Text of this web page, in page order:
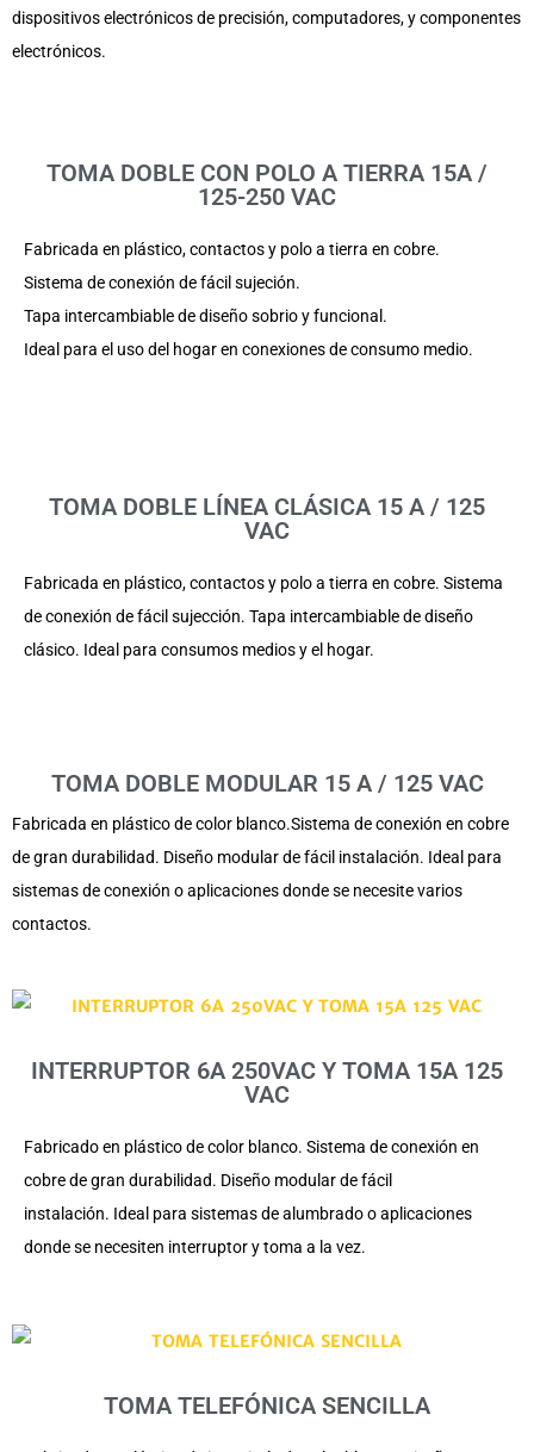
dispositivos electrónicos de precisión, computadores, y componentes
electrónicos.
TOMA DOBLE CON POLO A TIERRA 15A /
125-250 VAC
Fabricada en plástico, contactos y polo a tierra en cobre.
Sistema de conexión de fácil sujeción.
Tapa intercambiable de diseño sobrio y funcional.
Ideal para el uso del hogar en conexiones de consumo medio.
TOMA DOBLE LÍNEA CLÁSICA 15 A / 125
VAC
Fabricada en plástico, contactos y polo a tierra en cobre. Sistema
de conexión de fácil sujección. Tapa intercambiable de diseño
clásico. Ideal para consumos medios y el hogar.
TOMA DOBLE MODULAR 15 A / 125 VAC
Fabricada en plástico de color blanco.Sistema de conexión en cobre
de gran durabilidad. Diseño modular de fácil instalación. Ideal para
sistemas de conexión o aplicaciones donde se necesite varios
contactos.
INTERRUPTOR 6A 250VAC Y TOMA 15A 125
VAC
Fabricado en plástico de color blanco. Sistema de conexión en
cobre de gran durabilidad. Diseño modular de fácil
instalación. Ideal para sistemas de alumbrado o aplicaciones
donde se necesiten interruptor y toma a la vez.
TOMA TELEFÓNICA SENCILLA